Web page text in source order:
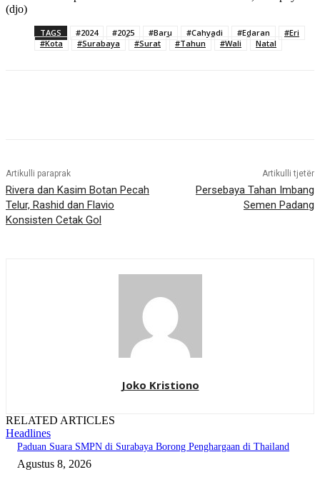
(djo)
TAGS #2024 #2025 #Baru #Cahyadi #Edaran
#Eri
#Kota
#Surabaya #Surat #Tahun #Wali Natal
Artikulli paraprak
Rivera dan Kasim Botan Pecah
Telur, Rashid dan Flavio
Konsisten Cetak Gol
Artikulli tjetër
Persebaya Tahan Imbang
Semen Padang
Joko Kristiono
RELATED ARTICLES
Headlines
Paduan Suara SMPN di Surabaya Borong Penghargaan di Thailand
Agustus 8, 2026